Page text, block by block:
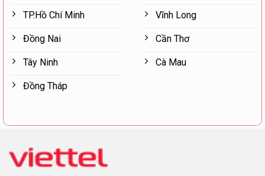
TP.Hồ Chí Minh
Đồng Nai
Tây Ninh
Đồng Tháp
Vĩnh Long
Cần Thơ
Cà Mau